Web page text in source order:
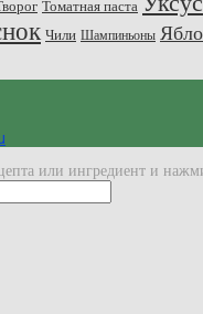
Томатная паста
Чили Шампиньоны
или ингредиент и